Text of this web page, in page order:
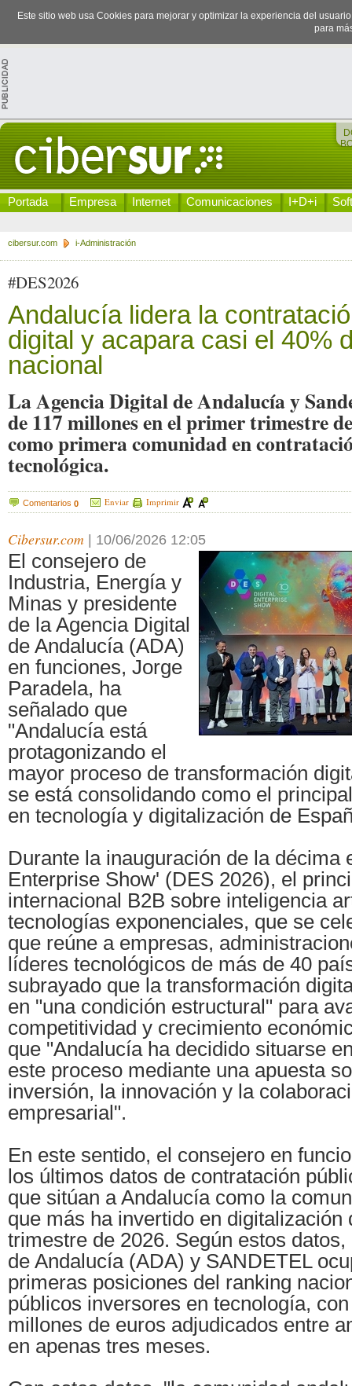
Este sitio web usa Cookies para mejorar y optimizar la experiencia del
para
Portada Empresa Internet Comunicaciones I+D+i
cibersur.com i-Administración
#DES2026
Andalucía lidera la
digital y acapara casi el 40%
nacional
La Agencia Digital de Andalucía y
de 117 millones en el primer trimestre
como primera comunidad en
tecnológica.
Comentarios 0 Enviar Imprimir
Cibersur.com 10/06/2026 12:05
El consejero de
Industria, Energía y
Minas y presidente
de la Agencia Digital
de Andalucía (ADA)
en funciones, Jorge
Paradela, ha
señalado que
"Andalucía está
protagonizando el
mayor proceso de transformación
se está consolidando como el
en tecnología y digitalización de
Durante la inauguración de la décima
Enterprise Show' (DES 2026), el
internacional B2B sobre inteligencia
tecnologías exponenciales, que se
que reúne a empresas,
líderes tecnológicos de más de 40
subrayado que la transformación
en "una condición estructural" para
competitividad y crecimiento
que "Andalucía ha decidido situarse
este proceso mediante una apuesta
inversión, la innovación y la
empresarial".
En este sentido, el consejero en
los últimos datos de contratación
que sitúan a Andalucía como la
que más ha invertido en digitalización
trimestre de 2026. Según estos
de Andalucía (ADA) y SANDETEL
primeras posiciones del ranking
públicos inversores en tecnología,
millones de euros adjudicados entre
en apenas tres meses.